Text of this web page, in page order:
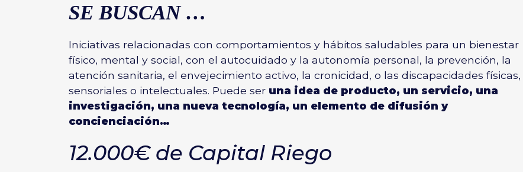
SE BUSCAN …
Iniciativas relacionadas con comportamientos y hábitos saludables para un bienestar
físico, mental y social, con el autocuidado y la autonomía personal, la prevención, la
atención sanitaria, el envejecimiento activo, la cronicidad, o las discapacidades físicas,
sensoriales o intelectuales. Puede ser una idea de producto, un servicio, una
investigación, una nueva tecnología, un elemento de difusión y
concienciación…
12.000€ de Capital Riego